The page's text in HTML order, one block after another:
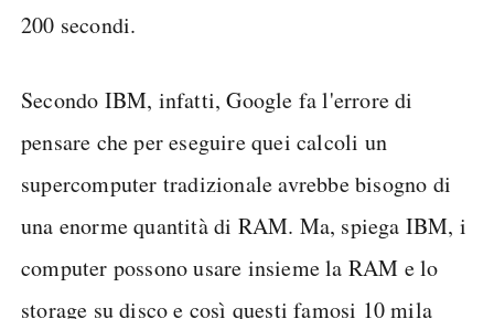
200 secondi.
Secondo IBM, infatti, Google fa l'errore di
pensare che per eseguire quei calcoli un
supercomputer tradizionale avrebbe bisogno di
una enorme quantità di RAM. Ma, spiega IBM, i
computer possono usare insieme la RAM e lo
storage su disco e così questi famosi 10 mila